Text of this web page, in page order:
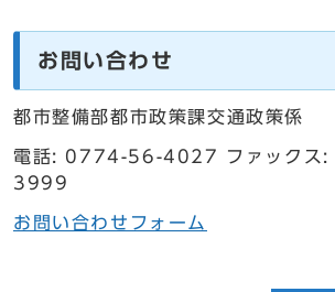
お問い合わせ
都市整備部都市政策課交通政策係
電話: 0774-56-4027 ファック
3999
お問い合わせフォーム